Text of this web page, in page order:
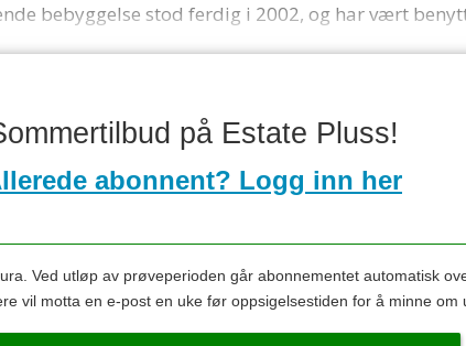
bebyggelse stod ferdig i 2002, og har vært
på Estate Pluss!
abonnent? Logg inn her
Ved utløp av prøveperioden går abonnementet automatisk
vil motta en e-post en uke før oppsigelsestiden for å minne om